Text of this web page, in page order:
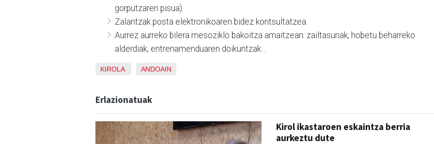
gorputzaren pisua).
Zalantzak posta elektronikoaren bidez kontsultatzea.
Aurrez aurreko bilera mesoziklo bakoitza amaitzean: zailtasunak, hobetu beharreko
alderdiak, entrenamenduaren doikuntzak…
KIROLA ANDOAIN
Erlazionatuak
Kirol ikastaroen eskaintza berria
aurkeztu dute